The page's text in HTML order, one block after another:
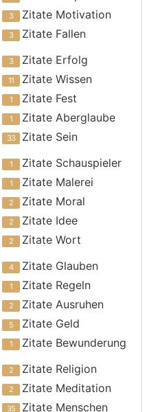
Zitate Motivation
Zitate Fallen
Zitate Erfolg
Zitate Wissen
Zitate Fest
Zitate Aberglaube
Zitate Sein
Zitate Schauspieler
Zitate Malerei
Zitate Moral
Zitate Idee
Zitate Wort
Zitate Glauben
Zitate Regeln
Zitate Ausruhen
Zitate Geld
Zitate Bewunderung
Zitate Religion
Zitate Meditation
Zitate Menschen